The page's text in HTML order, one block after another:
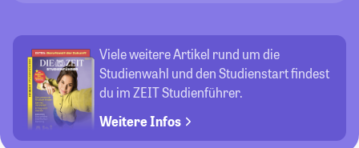
Viele weitere Artikel rund um die
Studienwahl und den Studienstartfindest
du im ZEIT Studienführer.
Weitere Infos